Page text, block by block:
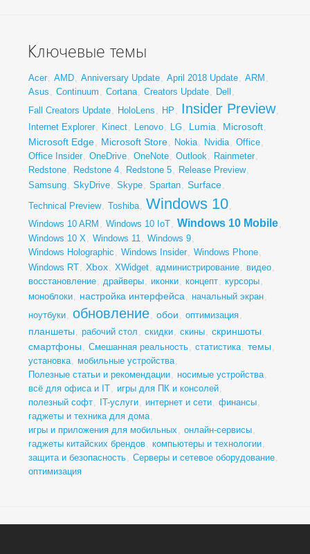
Ключевые темы
Acer, AMD, Anniversary Update, April 2018 Update, ARM ,
Asus , Continuum , Cortana, Creators Update, Dell ,
Fall Creators Update, HoloLens , HP , Insider Preview,
Internet Explorer, Kinect, Lenovo, LG, Lumia, Microsoft,
Microsoft Edge, Microsoft Store, Nokia, Nvidia, Office,
Office Insider, OneDrive, OneNote, Outlook, Rainmeter,
Redstone, Redstone 4, Redstone 5, Release Preview,
Samsung, SkyDrive, Skype, Spartan, Surface,
Technical Preview, Toshiba, Windows 10,
Windows 10 ARM , Windows 10 IoT, Windows 10 Mobile,
Windows 10 X, Windows 11, Windows 9,
Windows Holographic , Windows Insider, Windows Phone,
Windows RT, Xbox, XWidget, администрирование, видео,
восстановление, драйверы, иконки, концепт, курсоры,
моноблоки, настройка интерфейса, начальный экран,
ноутбуки, обновление, обои , оптимизация,
планшеты , рабочий стол , скидки, скины, скриншоты ,
смартфоны , Смешанная реальность, статистика, темы ,
установка, мобильные устройства,
Полезные статьи и рекомендации, носимые устройства,
всё для офиса и IT, игры для ПК и консолей,
полезный софт, IT-услуги, интернет и сети, финансы,
гаджеты и техника для дома,
игры и приложения для мобильных , онлайн-сервисы,
гаджеты китайских брендов, компьютеры и технологии,
защита и безопасность, Серверы и сетевое оборудование,
оптимизация